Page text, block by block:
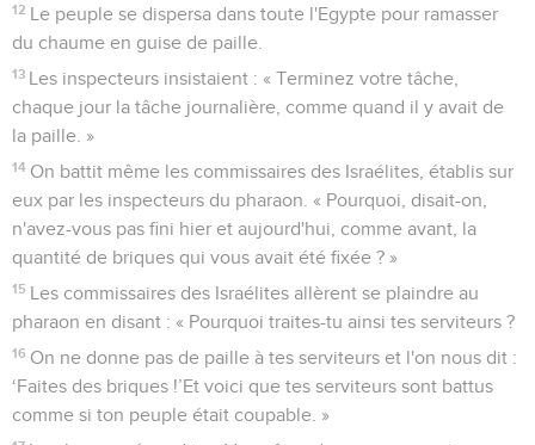
12 Le peuple se dispersa dans toute l'Egypte pour ramasser
du chaume en guise de paille.
13 Les inspecteurs insistaient : « Terminez votre tâche,
chaque jour la tâche journalière, comme quand il y avait de
la paille. »
14 On battit même les commissaires des Israélites, établis sur
eux par les inspecteurs du pharaon. « Pourquoi, disait-on,
n'avez-vous pas fini hier et aujourd'hui, comme avant, la
quantité de briques qui vous avait été fixée ? »
15 Les commissaires des Israélites allèrent se plaindre au
pharaon en disant : « Pourquoi traites-tu ainsi tes serviteurs ?
16 On ne donne pas de paille à tes serviteurs et l'on nous dit :
‘Faites des briques !’Et voici que tes serviteurs sont battus
comme si ton peuple était coupable. »